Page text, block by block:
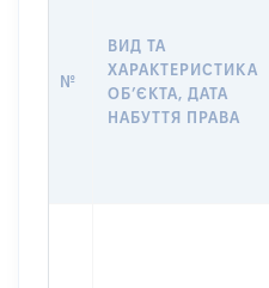
№
ВИД ТА
ХАРАКТЕРИСТИКА
ОБʼЄКТА, ДАТА
НАБУТТЯ ПРАВА